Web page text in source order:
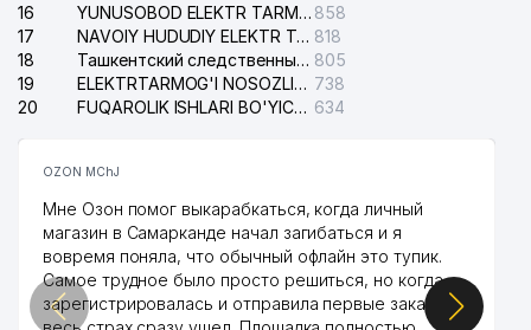
16
YUNUSOBOD ELEKTR TARMOG'I NOSOZLIKLARI XIZMATI 858
17
NAVOIY HUDUDIY ELEKTR TARMOQLARI KORXONASI AJ 818
18
Ташкентский следственный изолятор 805
19
ELEKTRTARMOG'I NOSOZLIKLARINI TO'ZATISH SERGELI XIZMATI 738
20
FUQAROLIK ISHLARI BO'YICHA UCH-TEPA TUMANI SUDI 634
OZON MChJ
Мне Озон помог выкарабкаться, когда личный
магазин в Самарканде начал загибаться и я
вовремя поняла, что обычный офлайн это тупик.
Самое трудное было просто решиться, но когда
зарегистрировалась и отправила первые заказы,